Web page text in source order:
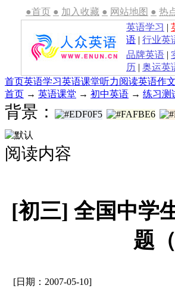
●首页 ● 加入收藏 ● 网站地图 ● 热
英语学习 |
语 | 行业英
品牌英语 |
历 | 奥运英
首页英语学习英语课堂听力阅读英语作文
首页 → 英语课堂 → 初中英语 → 练习测
背景：
阅读内容
[初三] 全国中学
题
[日期：2007-05-10]